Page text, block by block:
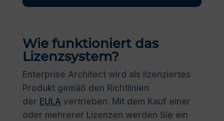
Wie funktioniert das
Lizenzsystem?
Enterprise Architect wird als lizenziertes
Produkt gemäß den Richtlinien
der EULA vertrieben. Mit dem Kauf einer
oder mehrerer Lizenzen werden Sie ein